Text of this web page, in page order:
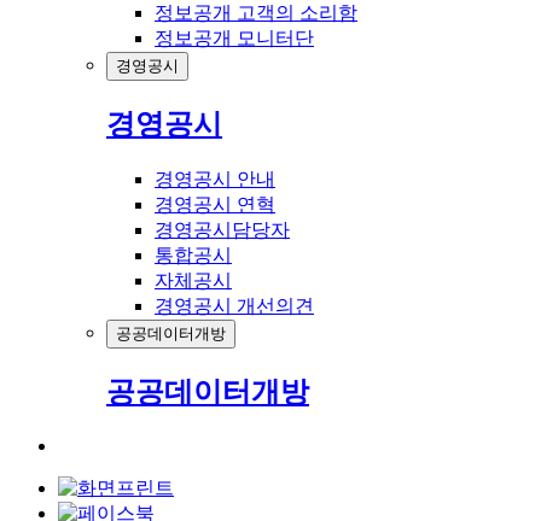
정보공개 고객의 소리함
정보공개 모니터단
경영공시
경영공시
경영공시 안내
경영공시 연혁
경영공시담당자
통합공시
자체공시
경영공시 개선의견
공공데이터개방
공공데이터개방